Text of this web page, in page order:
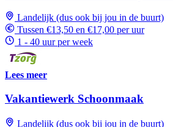
Landelijk (dus ook bij jou in de buurt)
Tussen €13,50 en €17,00 per uur
1 - 40 uur per week
Lees meer
Vakantiewerk Schoonmaak
Landelijk (dus ook bij jou in de buurt)